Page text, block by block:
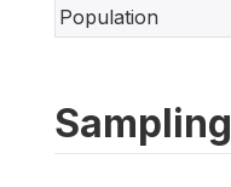
Population
Sampling